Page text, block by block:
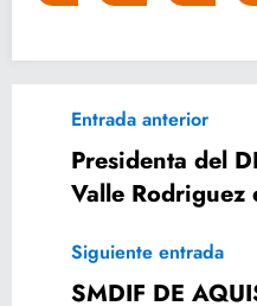
Entrada anterior
Presidenta del DIF
Valle Rodriguez
importantes
Huasteca.
Siguiente entrada
SMDIF DE